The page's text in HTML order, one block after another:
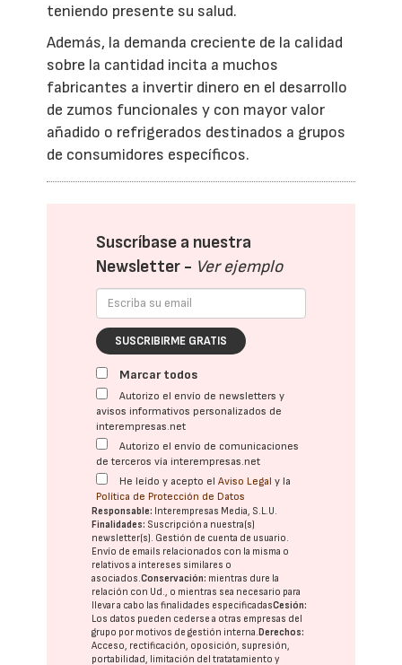
teniendo presente su salud.
Además, la demanda creciente de la calidad
sobre la cantidad incita a muchos
fabricantes a invertir dinero en el desarrollo
de zumos funcionales y con mayor valor
añadido o refrigerados destinados a grupos
de consumidores específicos.
Suscríbase a nuestra
Newsletter - Ver ejemplo
SUSCRIBIRME GRATIS
Marcar todos
Autorizo el envío de newsletters y
avisos informativos personalizados de
interempresas.net
Autorizo el envío de comunicaciones
de terceros vía interempresas.net
He leído y acepto elAviso Legal y la
Política de Protección de Datos
Responsable: Interempresas Media, S.L.U.
Finalidades: Suscripción a nuestra(s)
newsletter(s). Gestión de cuenta de usuario.
Envío de emails relacionados con la misma o
relativos a intereses similares o
asociados.Conservación: mientras dure la
relación con Ud., o mientras sea necesario para
llevar a cabo las finalidades especificadasCesión:
Los datos pueden cederse a otras empresas del
grupo por motivos de gestión interna.Derechos:
Acceso, rectificación, oposición, supresión,
portabilidad, limitación del tratatamiento y